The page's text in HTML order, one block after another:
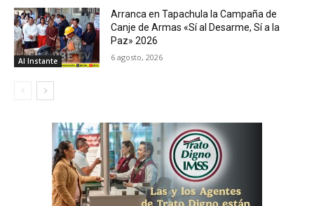
Al Instante
Arranca en Tapachula la Campaña de
Canje de Armas «Sí al Desarme, Sí a la
Paz» 2026
6 agosto, 2026